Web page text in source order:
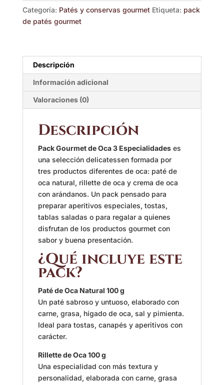
Especialidades
cantidad
Categoría: Patés y conservas gourmet Etiqueta: pack
de patés gourmet
Descripción
Información adicional
Valoraciones (0)
Descripción
Pack Gourmet de Oca 3 Especialidadeses
una selección delicatessen formada por
tres productos diferentes de oca: paté de
oca natural, rillette de oca y crema de oca
con arándanos. Un pack pensado para
preparar aperitivos especiales, tostas,
tablas saladas o para regalar a quienes
disfrutan de los productos gourmet con
sabor y buena presentación.
¿Qué incluye este
pack?
Paté de Oca Natural 100 g
Un paté sabroso y untuoso, elaborado con
carne, grasa, hígado de oca, sal y pimienta.
Ideal para tostas, canapés y aperitivos con
carácter.
Rillette de Oca 100 g
Una especialidad con más textura y
personalidad, elaborada con carne, grasa